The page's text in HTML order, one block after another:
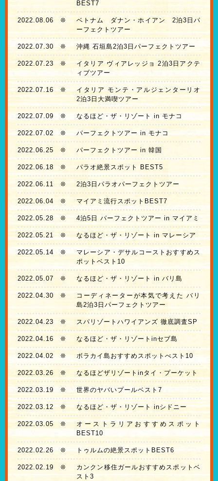
BEST7
2022.08.06 ❊
ベトナム ダナン・ホイアン 2泊3日パ
ーフェクトツアー
2022.07.30 ❊ 沖縄 石垣島2泊3日パーフェクトツアー
2022.07.23❊
イタリア ヴィアレッジョ 2泊3日アクテ
ィブツアー
2022.07.16❊
イタリア モンテ・アルジェンターリオ
2泊3日大満喫ツアー
2022.07.09 ❊ なるほど・ザ・リゾート in モナコ
2022.07.02 ❊ パーフェクトツアー in モナコ
2022.06.25 ❊ パーフェクトツアー in 韓国
2022.06.18 ❊ パラオ絶景スポット BEST5
2022.06.11 ❊ 2泊3日パラオパーフェクトツアー
2022.06.04 ❊ マイアミ流行スポットBEST7
2022.05.28 ❊ 4泊5日 パーフェクトツアー in マイアミ
2022.05.21 ❊ なるほど・ザ・リゾート in マレーシア
2022.05.14 ❊
マレーシア・デサルコーストおすすめス
ポットベスト10
2022.05.07 ❊ なるほど・ザ・リゾート in バリ島
2022.04.30 ❊
コーディネーターが本気で考えた バリ
島2泊3日パーフェクトツアー
2022.04.23 ❊ スパリゾートハワイアンズ 徹底調査SP
2022.04.16 ❊ なるほど・ザ・リゾートinセブ島
2022.04.02 ❊ ボラカイ島おすすめスポットべスト10
2022.03.26 ❊ なるほどザリゾートinタイ・プーケット
2022.03.19 ❊ 世界のヤバいプールベスト7
2022.03.12❊ なるほど・ザ・リゾート inシドニー
2022.03.05 ❊
オーストラリアおすすめスポット
BEST10
2022.02.26 ❊ トゥルムの絶景スポットBEST6
2022.02.19 ❊
カンクン移住ガールおすすめスポットベ
スト3